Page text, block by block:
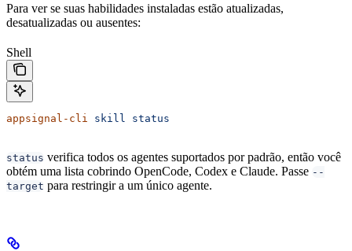
Para ver se suas habilidades instaladas estão atualizadas,
desatualizadas ou ausentes:
Shell
appsignal-cli skill status
status verifica todos os agentes suportados por padrão, então você
obtém uma lista cobrindo OpenCode, Codex e Claude. Passe --
target para restringir a um único agente.